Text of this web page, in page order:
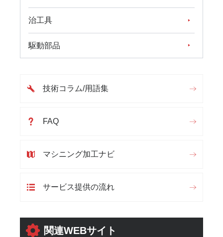
治工具
駆動部品
技術コラム/用語集
FAQ
マシニング加工ナビ
サービス提供の流れ
関連WEBサイト